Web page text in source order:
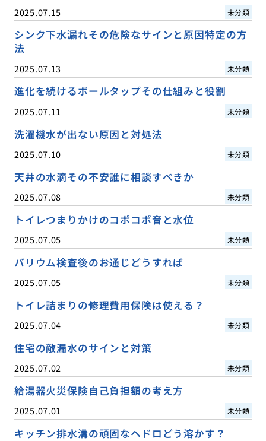
2025.07.15 未分類
シンク下水漏れその危険なサインと原因特定の方
法
2025.07.13 未分類
進化を続けるボールタップその仕組みと役割
2025.07.11 未分類
洗濯機水が出ない原因と対処法
2025.07.10 未分類
天井の水滴その不安誰に相談すべきか
2025.07.08 未分類
トイレつまりかけのコポコポ音と水位
2025.07.05 未分類
バリウム検査後のお通じどうすれば
2025.07.05 未分類
トイレ詰まりの修理費用保険は使える？
2025.07.04 未分類
住宅の敵漏水のサインと対策
2025.07.02 未分類
給湯器火災保険自己負担額の考え方
2025.07.01 未分類
キッチン排水溝の頑固なヘドロどう溶かす？